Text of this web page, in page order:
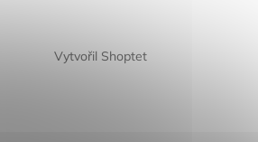
Vytvořil Shoptet